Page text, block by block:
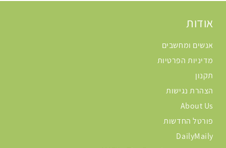
אודות
אנשים ומחשבים
מדיניות הפרטיות
תקנון
הצהרת נגישות
About Us
פורטל החדשות
DailyMaily